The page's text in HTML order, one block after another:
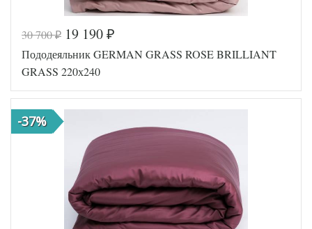
Код товара
561-753
Артикул
GG-18240
Ткань
Сатин
Размер
240х220
Производитель
Grass
(Австрия)
30 700₽ 19 190 ₽
Пододеяльник GERMAN GRASS ROSE BRILLIANT
GRASS 220х240
-37%